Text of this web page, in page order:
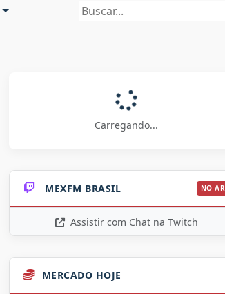
Carregando...
MEXFM BRASIL NO AR
Assistir com Chat na Twitch
MERCADO HOJE